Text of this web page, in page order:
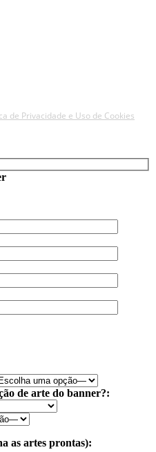
de Privacidade e Uso de Cookies
de arte do banner?:
as artes prontas):